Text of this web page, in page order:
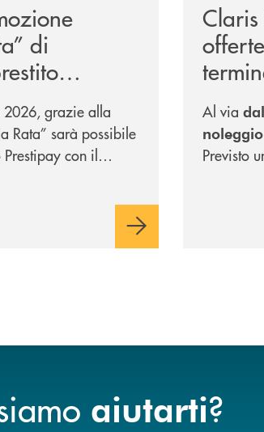
di
si fa in due
grazie alla
Rata” sarà possibile
con il
Claris
Al via
Previsto
aiutarti?